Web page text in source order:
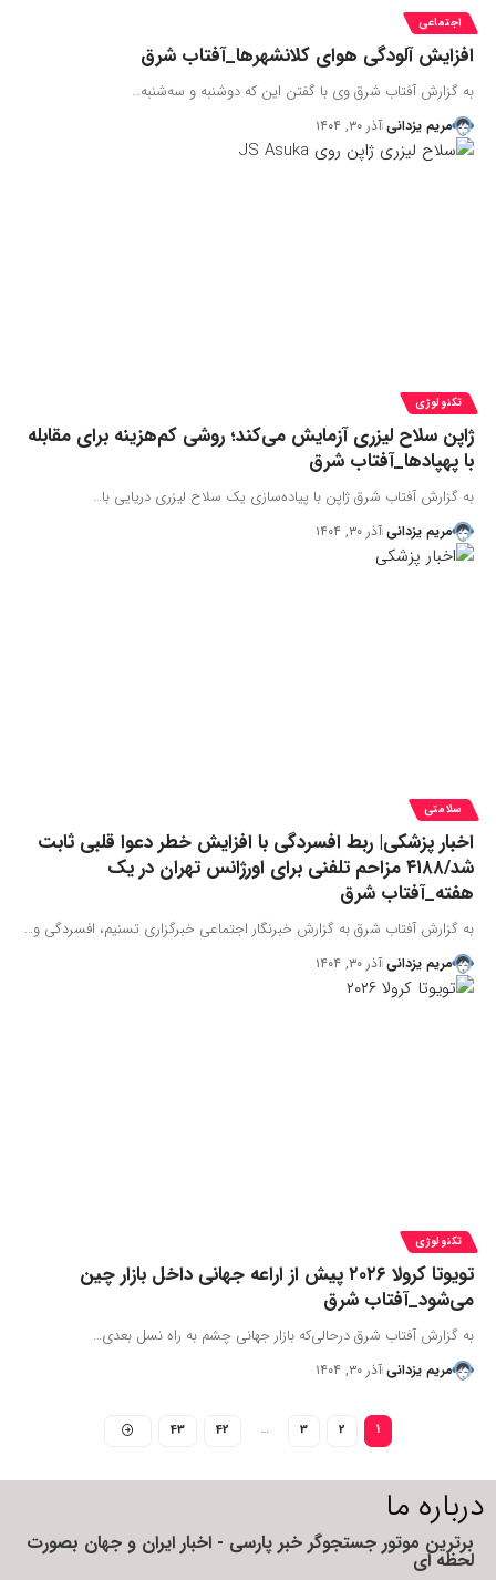
اجتماعی
افزایش آلودگی هوای کلانشهرها_آفتاب شرق
به گزارش آفتاب شرق وی با گفتن این که دوشنبه و سه‌شنبه…
مریم یزدانی آذر ۳۰, ۱۴۰۴
تکنولوژی
ژاپن سلاح لیزری آزمایش می‌کند؛ روشی کم‌هزینه برای مقابله
با پهپادها_آفتاب شرق
به گزارش آفتاب شرق ژاپن با پیاده‌سازی یک سلاح لیزری دریایی با…
مریم یزدانی آذر ۳۰, ۱۴۰۴
سلامتی
اخبار پزشکی| ربط افسردگی با افزایش خطر دعوا قلبی ثابت
شد/۴۱۸۸ مزاحم تلفنی برای اورژانس تهران در یک
هفته_آفتاب شرق
به گزارش آفتاب شرق به گزارش خبرنگار اجتماعی خبرگزاری تسنیم، افسردگی و…
مریم یزدانی آذر ۳۰, ۱۴۰۴
تکنولوژی
تویوتا کرولا ۲۰۲۶ پیش از اراعه جهانی داخل بازار چین
می‌شود_آفتاب شرق
به گزارش آفتاب شرق درحالی‌که بازار جهانی چشم به راه نسل بعدی…
مریم یزدانی آذر ۳۰, ۱۴۰۴
1
2
3
…
42
43
درباره ما
برترین موتور جستجوگر خبر پارسی - اخبار ایران و جهان بصورت
لحظه ای